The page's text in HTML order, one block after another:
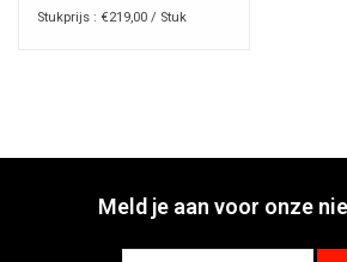
Stukprijs : €219,00 / Stuk
Meld je aan voor onze